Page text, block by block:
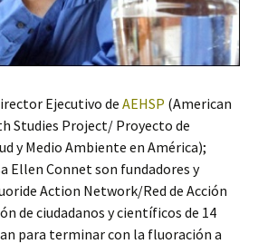
Ejecutivo de AEHSP (American
Studies Project/ Proyecto de
y Medio Ambiente en América);
Ellen Connet son fundadores y
Action Network/Red de Acción
de ciudadanos y científicos de 14
para terminar con la fluoración a